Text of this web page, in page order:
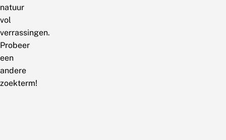
natuur
vol
verrassingen.
Probeer
een
andere
zoekterm!